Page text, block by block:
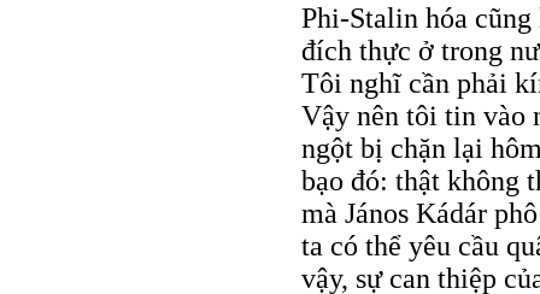
Phi-Stalin hóa
đích thực ở trong
Tôi nghĩ cần phải
Vậy nên tôi tin vào
ngột bị chặn lại
bạo đó: thật không
mà János Kádár
ta có thể yêu cầu
vậy, sự can thiệp